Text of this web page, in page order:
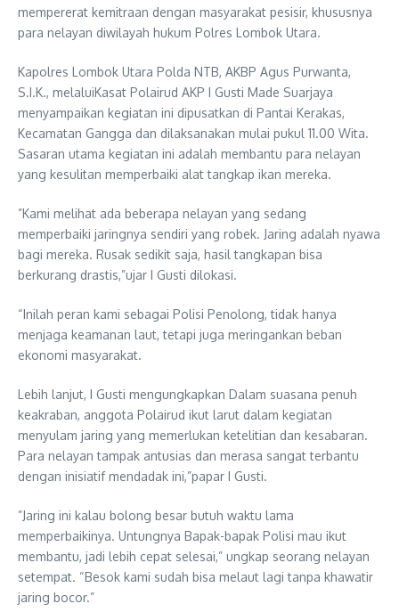
mempererat kemitraan dengan masyarakat pesisir, khususnya
para nelayan diwilayah hukum Polres Lombok Utara.
Kapolres Lombok Utara Polda NTB, AKBP Agus Purwanta,
S.I.K., melalui​Kasat Polairud AKP I Gusti Made Suarjaya
menyampaikan kegiatan ini dipusatkan di Pantai Kerakas,
Kecamatan Gangga dan dilaksanakan mulai pukul 11.00 Wita.
Sasaran utama kegiatan ini adalah membantu para nelayan
yang kesulitan memperbaiki alat tangkap ikan mereka.
​”Kami melihat ada beberapa nelayan yang sedang
memperbaiki jaringnya sendiri yang robek. Jaring adalah nyawa
bagi mereka. Rusak sedikit saja, hasil tangkapan bisa
berkurang drastis,”ujar I Gusti dilokasi.
“Inilah peran kami sebagai Polisi Penolong, tidak hanya
menjaga keamanan laut, tetapi juga meringankan beban
ekonomi masyarakat.
Lebih lanjut, I Gusti mengungkapkan ​Dalam suasana penuh
keakraban, anggota Polairud ikut larut dalam kegiatan
menyulam jaring yang memerlukan ketelitian dan kesabaran.
Para nelayan tampak antusias dan merasa sangat terbantu
dengan inisiatif mendadak ini,”papar I Gusti.
​”Jaring ini kalau bolong besar butuh waktu lama
memperbaikinya. Untungnya Bapak-bapak Polisi mau ikut
membantu, jadi lebih cepat selesai,” ungkap seorang nelayan
setempat. “Besok kami sudah bisa melaut lagi tanpa khawatir
jaring bocor.”